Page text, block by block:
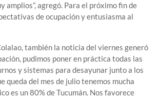
amplios”, agregó. Para el próximo fin de
de ocupación y entusiasma al
también la noticia del viernes generó
pudimos poner en práctica todas las
y sistemas para desayunar junto a los
del mes de julio tenemos mucha
es un 80% de Tucumán. Nos favorece